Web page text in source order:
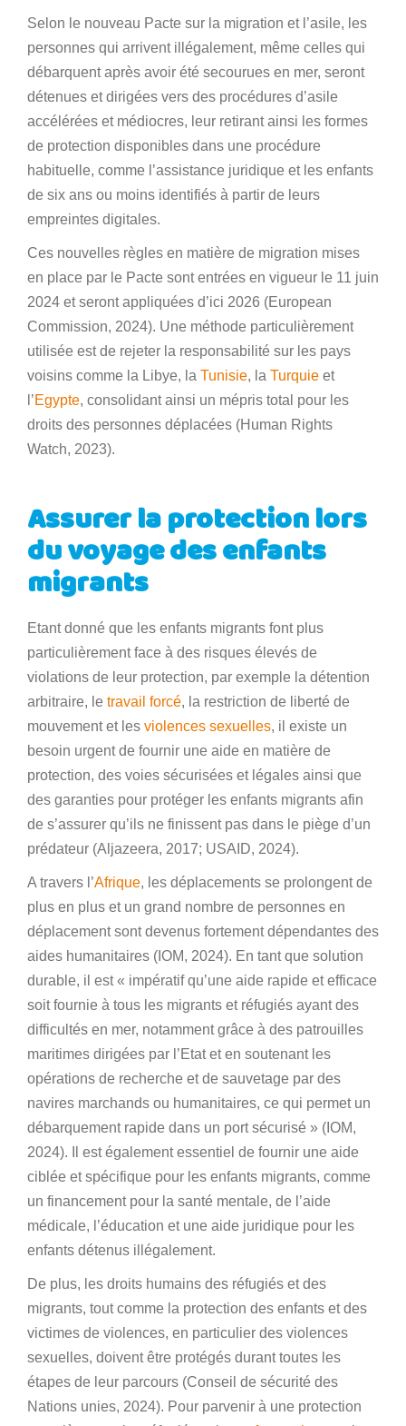
Selon le nouveau Pacte sur la migration et l’asile, les
personnes qui arrivent illégalement, même celles qui
débarquent après avoir été secourues en mer, seront
détenues et dirigées vers des procédures d’asile
accélérées et médiocres, leur retirant ainsi les formes
de protection disponibles dans une procédure
habituelle, comme l’assistance juridique et les enfants
de six ans ou moins identifiés à partir de leurs
empreintes digitales.
Ces nouvelles règles en matière de migration mises
en place par le Pacte sont entrées en vigueur le 11 juin
2024 et seront appliquées d’ici 2026 (European
Commission, 2024). Une méthode particulièrement
utilisée est de rejeter la responsabilité sur les pays
voisins comme la Libye, la Tunisie, la Turquie et
l’Egypte, consolidant ainsi un mépris total pour les
droits des personnes déplacées (Human Rights
Watch, 2023).
Assurer la protection lors
du voyage des enfants
migrants
Etant donné que les enfants migrants font plus
particulièrement face à des risques élevés de
violations de leur protection, par exemple la détention
arbitraire, le travail forcé, la restriction de liberté de
mouvement et les violences sexuelles, il existe un
besoin urgent de fournir une aide en matière de
protection, des voies sécurisées et légales ainsi que
des garanties pour protéger les enfants migrants afin
de s’assurer qu’ils ne finissent pas dans le piège d’un
prédateur (Aljazeera, 2017; USAID, 2024).
A travers l’Afrique, les déplacements se prolongent de
plus en plus et un grand nombre de personnes en
déplacement sont devenus fortement dépendantes des
aides humanitaires (IOM, 2024). En tant que solution
durable, il est « impératif qu’une aide rapide et efficace
soit fournie à tous les migrants et réfugiés ayant des
difficultés en mer, notamment grâce à des patrouilles
maritimes dirigées par l’Etat et en soutenant les
opérations de recherche et de sauvetage par des
navires marchands ou humanitaires, ce qui permet un
débarquement rapide dans un port sécurisé » (IOM,
2024). Il est également essentiel de fournir une aide
ciblée et spécifique pour les enfants migrants, comme
un financement pour la santé mentale, de l’aide
médicale, l’éducation et une aide juridique pour les
enfants détenus illégalement.
De plus, les droits humains des réfugiés et des
migrants, tout comme la protection des enfants et des
victimes de violences, en particulier des violences
sexuelles, doivent être protégés durant toutes les
étapes de leur parcours (Conseil de sécurité des
Nations unies, 2024). Pour parvenir à une protection